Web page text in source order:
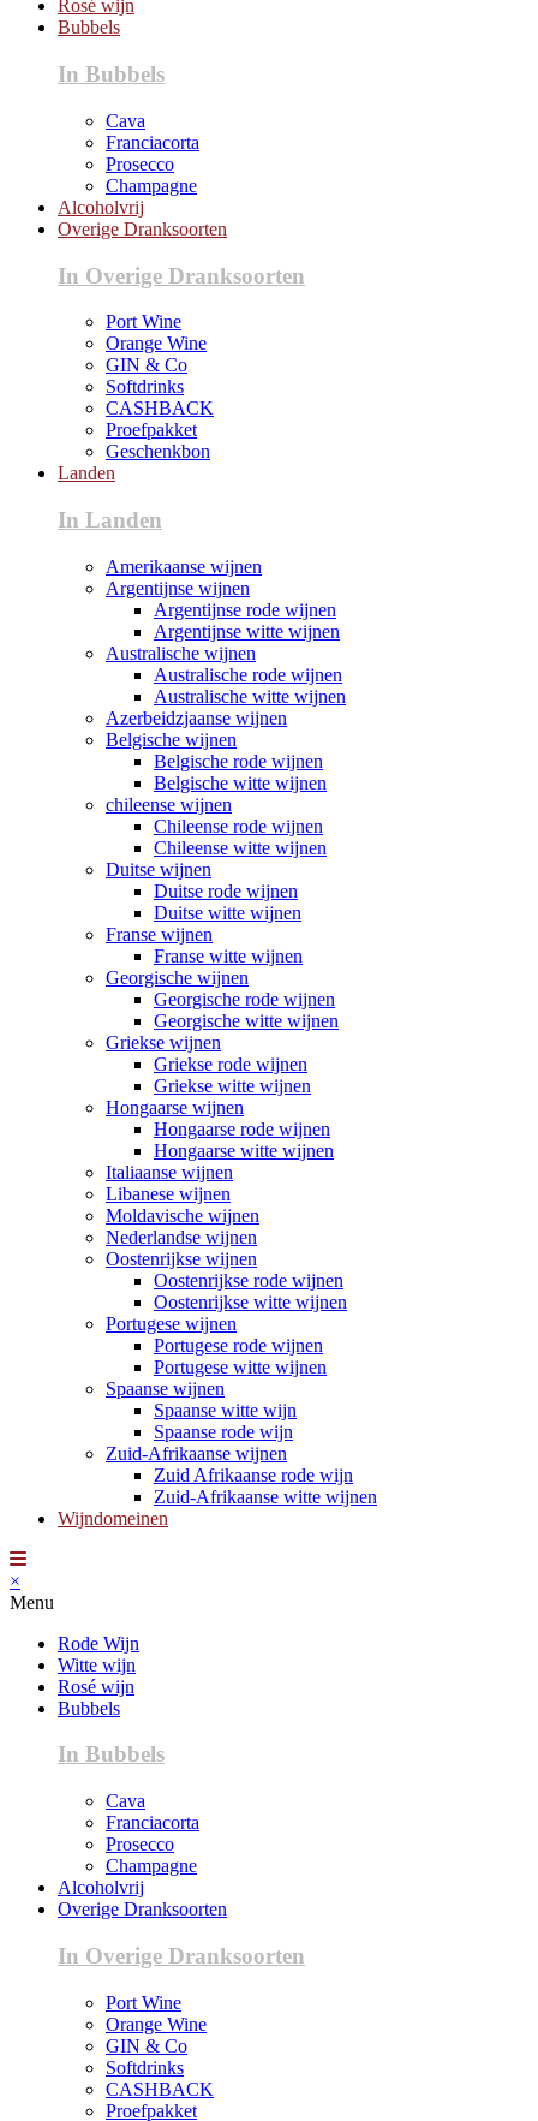
Rosé wijn
Bubbels
In Bubbels
Cava
Franciacorta
Prosecco
Champagne
Alcoholvrij
Overige Dranksoorten
In Overige Dranksoorten
Port Wine
Orange Wine
GIN & Co
Softdrinks
CASHBACK
Proefpakket
Geschenkbon
Landen
In Landen
Amerikaanse wijnen
Argentijnse wijnen
Argentijnse rode wijnen
Argentijnse witte wijnen
Australische wijnen
Australische rode wijnen
Australische witte wijnen
Azerbeidzjaanse wijnen
Belgische wijnen
Belgische rode wijnen
Belgische witte wijnen
chileense wijnen
Chileense rode wijnen
Chileense witte wijnen
Duitse wijnen
Duitse rode wijnen
Duitse witte wijnen
Franse wijnen
Franse witte wijnen
Georgische wijnen
Georgische rode wijnen
Georgische witte wijnen
Griekse wijnen
Griekse rode wijnen
Griekse witte wijnen
Hongaarse wijnen
Hongaarse rode wijnen
Hongaarse witte wijnen
Italiaanse wijnen
Libanese wijnen
Moldavische wijnen
Nederlandse wijnen
Oostenrijkse wijnen
Oostenrijkse rode wijnen
Oostenrijkse witte wijnen
Portugese wijnen
Portugese rode wijnen
Portugese witte wijnen
Spaanse wijnen
Spaanse witte wijn
Spaanse rode wijn
Zuid-Afrikaanse wijnen
Zuid Afrikaanse rode wijn
Zuid-Afrikaanse witte wijnen
Wijndomeinen
×
Menu
Rode Wijn
Witte wijn
Rosé wijn
Bubbels
In Bubbels
Cava
Franciacorta
Prosecco
Champagne
Alcoholvrij
Overige Dranksoorten
In Overige Dranksoorten
Port Wine
Orange Wine
GIN & Co
Softdrinks
CASHBACK
Proefpakket